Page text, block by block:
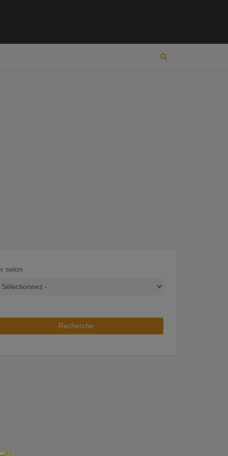
selon
Recherche